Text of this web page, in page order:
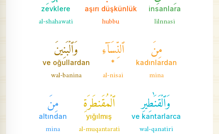
insanlara
lilnnasi
aşırı düşkünlük
hubbu
zevklere
al-shahawati
مِنَ
kadınlardan
mina
ٱلنِّسَآءِ
*
al-nisai
وَٱلۡبَنِينَ
ve oğullardan
wal-banina
وَٱلۡقَنَٰطِيرِ
ve kantarlarca
wal-qanatiri
ٱلۡمُقَنطَرَةِ
yığılmış
al-muqantarati
مِنَ
altından
mina